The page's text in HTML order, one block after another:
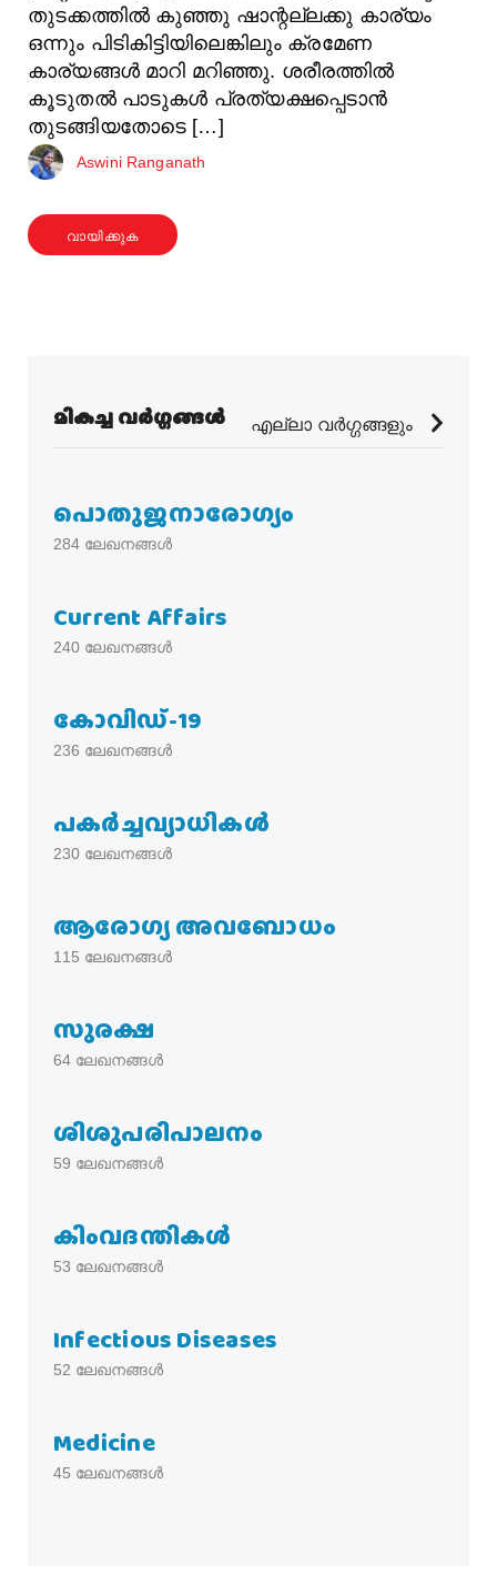
തുടക്കത്തിൽ കുഞ്ഞു ഷാന്റല്ലക്കു കാര്യം
ഒന്നും പിടികിട്ടിയിലെങ്കിലും ക്രമേണ
കാര്യങ്ങൾ മാറി മറിഞ്ഞു. ശരീരത്തിൽ
കൂടുതൽ പാടുകൾ പ്രത്യക്ഷപ്പെടാൻ
തുടങ്ങിയതോടെ […]
Aswini Ranganath
വായിക്കുക
മികച്ച വർഗ്ഗങ്ങൾ എല്ലാ വർഗ്ഗങ്ങളും
പൊതുജനാരോഗ്യം
284 ലേഖനങ്ങൾ
Current Affairs
240 ലേഖനങ്ങൾ
കോവിഡ്-19
236 ലേഖനങ്ങൾ
പകര്‍ച്ചവ്യാധികള്‍
230 ലേഖനങ്ങൾ
ആരോഗ്യ അവബോധം
115 ലേഖനങ്ങൾ
സുരക്ഷ
64 ലേഖനങ്ങൾ
ശിശുപരിപാലനം
59 ലേഖനങ്ങൾ
കിംവദന്തികൾ
53 ലേഖനങ്ങൾ
Infectious Diseases
52 ലേഖനങ്ങൾ
Medicine
45 ലേഖനങ്ങൾ